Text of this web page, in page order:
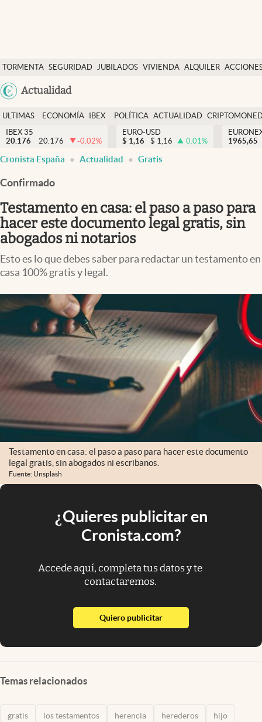
TORMENTA SEGURIDAD JUBILADOS VIVIENDA ALQUILER
USA
Actualidad
Economía y finanzas
Política
Actualidad
Criptomonedas
España
ULTIMAS
NOTICIAS
ECONOMÍA
FINANZAS
IBEX
EURO
POLÍTICA ACTUALIDAD
IBEX 35
20.176
20.176 -0.02%
EURO-USD
$ 1,16 $ 1,16 0.01%
1965,65
Cronista España Actualidad Gratis
Confirmado
Testamento en casa: el paso a paso para
hacer este documento legal gratis, sin
abogados ni notarios
Esto es lo que debes saber para redactar un testamento en
casa 100% gratis y legal.
Testamento en casa: el paso a paso para hacer este documento
legal gratis, sin abogados ni escribanos.
Fuente: Unsplash
¿Quieres publicitar en
Cronista.com?
Accede aquí, completa tus datos y te
contactaremos.
Quiero publicitarabre en nueva pestaña
Temas relacionados
gratis los testamentos herencia herederos hijo